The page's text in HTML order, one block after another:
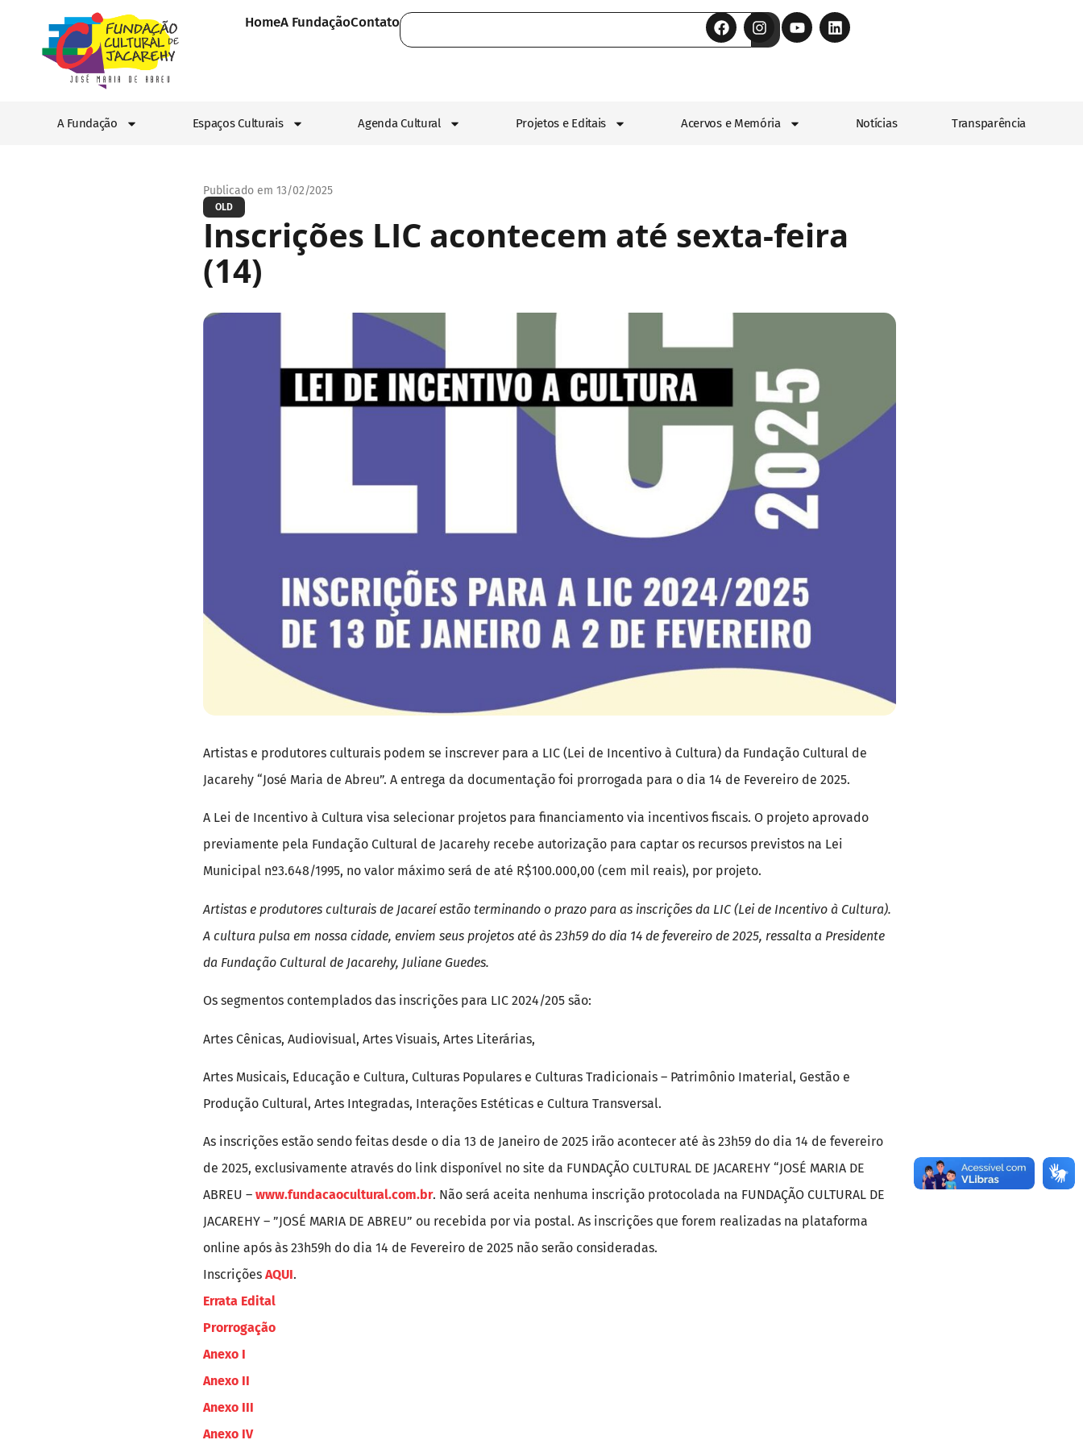
HomeA FundaçãoContato
A Fundação Espaços Culturais Agenda Cultural Projetos e Editais Acervos e Memória Notícias Transparência
Publicado em 13/02/2025
OLD
Inscrições LIC acontecem até sexta-feira
(14)
Artistas e produtores culturais podem se inscrever para a LIC (Lei de Incentivo à Cultura) da Fundação Cultural de
Jacarehy “José Maria de Abreu”. A entrega da documentação foi prorrogada para o dia 14 de Fevereiro de 2025.
A Lei de Incentivo à Cultura visa selecionar projetos para financiamento via incentivos fiscais. O projeto aprovado
previamente pela Fundação Cultural de Jacarehy recebe autorização para captar os recursos previstos na Lei
Municipal nº3.648/1995, no valor máximo será de até R$100.000,00 (cem mil reais), por projeto.
Artistas e produtores culturais de Jacareí estão terminando o prazo para as inscrições da LIC (Lei de Incentivo à Cultura).
A cultura pulsa em nossa cidade, enviem seus projetos até às 23h59 do dia 14 de fevereiro de 2025, ressalta a Presidente
da Fundação Cultural de Jacarehy, Juliane Guedes.
Os segmentos contemplados das inscrições para LIC 2024/205 são:
Artes Cênicas, Audiovisual, Artes Visuais, Artes Literárias,
Artes Musicais, Educação e Cultura, Culturas Populares e Culturas Tradicionais – Patrimônio Imaterial, Gestão e
Produção Cultural, Artes Integradas, Interações Estéticas e Cultura Transversal.
As inscrições estão sendo feitas desde o dia 13 de Janeiro de 2025 irão acontecer até às 23h59 do dia 14 de fevereiro
de 2025, exclusivamente através do link disponível no site da FUNDAÇÃO CULTURAL DE JACAREHY “JOSÉ MARIA DE
ABREU – www.fundacaocultural.com.br. Não será aceita nenhuma inscrição protocolada na FUNDAÇÃO CULTURAL DE
JACAREHY – ”JOSÉ MARIA DE ABREU” ou recebida por via postal. As inscrições que forem realizadas na plataforma
online após às 23h59h do dia 14 de Fevereiro de 2025 não serão consideradas.
Inscrições AQUI.
Errata Edital
Prorrogação
Anexo I
Anexo II
Anexo III
Anexo IV